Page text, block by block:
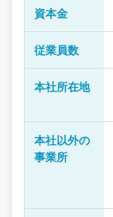
資本金
従業員数
本社所在地
本社以外の
事業所